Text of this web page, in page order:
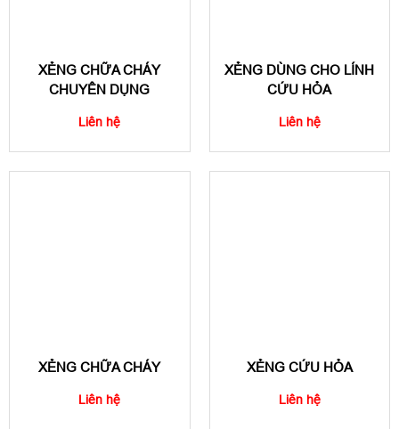
XẺNG CHỮA CHÁY
CHUYÊN DỤNG
Liên hệ
XẺNG DÙNG CHO LÍNH
CỨU HỎA
Liên hệ
XẺNG CHỮA CHÁY
Liên hệ
XẺNG CỨU HỎA
Liên hệ